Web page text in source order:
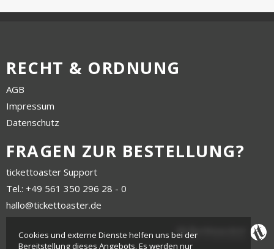
RECHT & ORDNUNG
AGB
Impressum
Datenschutz
FRAGEN ZUR BESTELLUNG?
tickettoaster Support
Tel.: +49 561 350 296 28 - 0
hallo@tickettoaster.de
Cookies und externe Dienste helfen uns bei der
Bereitstellung dieses Angebots. Es werden nur